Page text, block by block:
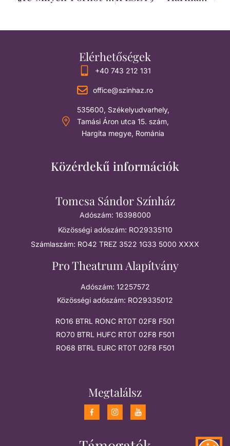
Elérhetőségek
+40 743 212 131
office@szinhaz.ro
535600, Székelyudvarhely,
Tamási Áron utca 15. szám,
Hargita megye, Románia
Közérdekű információk
Tomcsa Sándor Színház
Adószám: 16398000
Közösségi adószám: RO29335110
Számlaszám: RO42 TREZ 3522 1G33 5000 XXXX
Pro Theatrum Alapítvány
Adószám: 12257572
Közösségi adószám: RO29335012
RO16 BTRL RONC RT0T 02F8 F501
RO70 BTRL HUFC RT0T 02F8 F501
RO68 BTRL EURC RT0T 02F8 F501
Megtalálsz